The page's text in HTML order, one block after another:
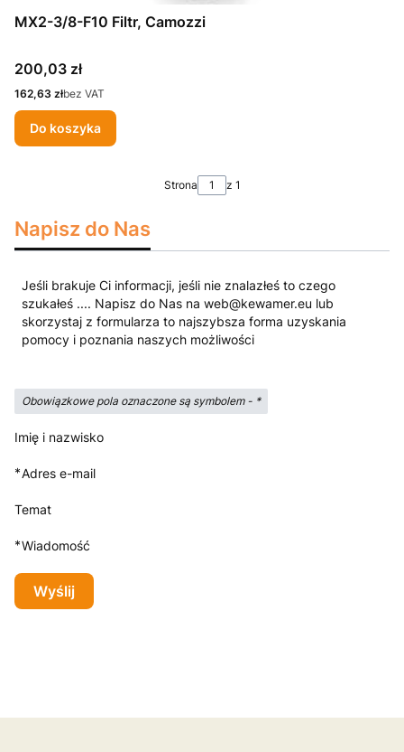
MX2-3/8-F10 Filtr, Camozzi
Cena
200,03 zł
Cena
162,63 złbez VAT
Do koszyka
Strona z 1
Napisz do Nas
Jeśli brakuje Ci informacji, jeśli nie znalazłeś to czego
szukałeś .... Napisz do Nas na web@kewamer.eu lub
skorzystaj z formularza to najszybsza forma uzyskania
pomocy i poznania naszych możliwości
Obowiązkowe pola oznaczone są symbolem - *
Imię i nazwisko
*Adres e-mail
Temat
*Wiadomość
Wyślij